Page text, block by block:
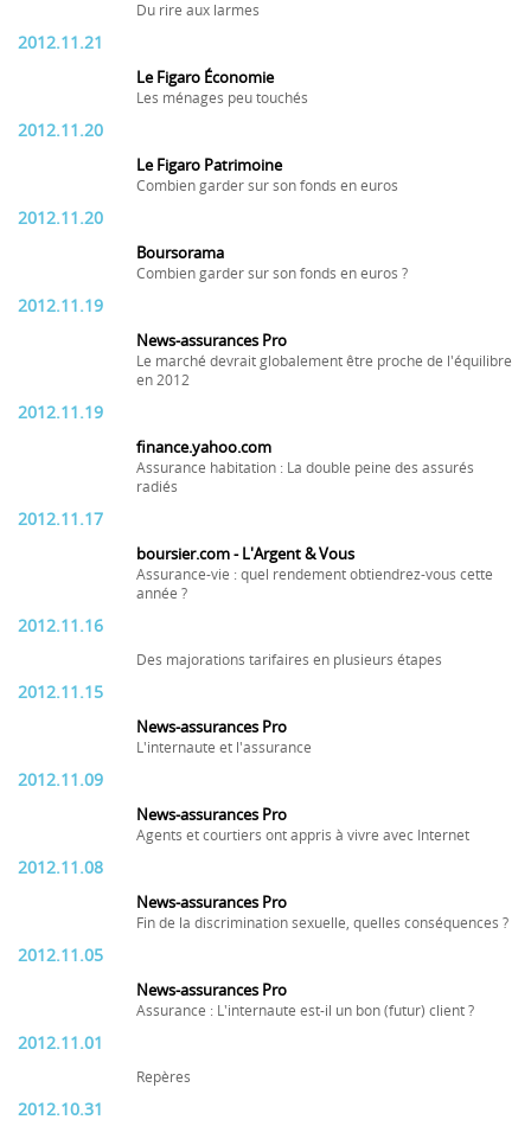
Du rire aux larmes
2012.11.21
Le Figaro Économie
Les ménages peu touchés
2012.11.20
Le Figaro Patrimoine
Combien garder sur son fonds en euros
2012.11.20
Boursorama
Combien garder sur son fonds en euros ?
2012.11.19
News-assurances Pro
Le marché devrait globalement être proche de l'équilibre
en 2012
2012.11.19
finance.yahoo.com
Assurance habitation : La double peine des assurés
radiés
2012.11.17
boursier.com - L'Argent & Vous
Assurance-vie : quel rendement obtiendrez-vous cette
année ?
2012.11.16
Des majorations tarifaires en plusieurs étapes
2012.11.15
News-assurances Pro
L'internaute et l'assurance
2012.11.09
News-assurances Pro
Agents et courtiers ont appris à vivre avec Internet
2012.11.08
News-assurances Pro
Fin de la discrimination sexuelle, quelles conséquences ?
2012.11.05
News-assurances Pro
Assurance : L'internaute est-il un bon (futur) client ?
2012.11.01
Repères
2012.10.31